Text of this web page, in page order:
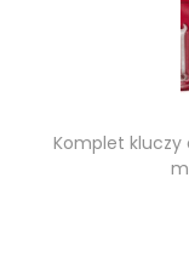
Komplet kluczy